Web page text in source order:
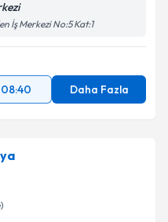
İş Merkezi No:5 Kat:1
08:40 Daha Fazla